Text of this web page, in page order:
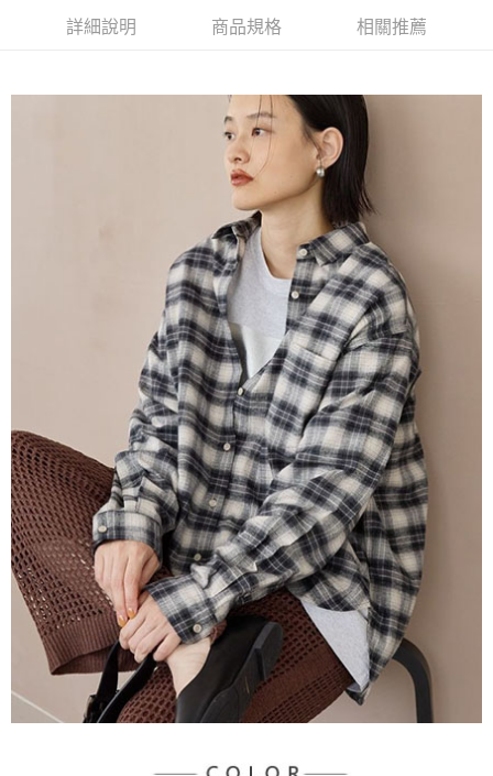
流程，驗證手機門號後，選擇欲分期的期數、繳款截止日，確認付款後即完
消。如遇「轉專審核」未通過狀況，表示未達大哥付你分期系統評分，恕無
1.分期款項不併入電信帳單，「大哥付你分期」於每月結算日後寄送繳費提
2.透過簡訊連結打開帳單後，可選擇「超商條碼／台灣大直營門市／銀行轉
帳／街口支付／iPASS MONEY」等通路繳費。
1.本服務係由「台灣大哥大股份有限公司」（以下簡稱本公司）所提供，讓
用戶於交易時，得透過本服務購買商品或服務，並由商店將買賣／分期付款
買賣價金債權讓與本公司後，依約使用本公司帳單繳交帳款。
2.基於同意付款使用「大哥付你分期」之契約關係目的，商店將以您的個人
資料（包含姓名、電話或地址）提供予台灣大哥大進項蒐集、處理及利用，
由本公司與您本人進行分期帳單所需資料之確認、核對及更正。
3.完整用戶服務條款，請詳閱以下連結：https://oppay.tw/userRule
【關於「AFTEE先享後付」】
１．簡單：不需註冊會員、不需綁卡、不需儲值。
２．便利：只要手機號碼，簡訊認證，即可結帳。
３．安心：先確認商品／服務後，再付款。
１．於結帳方式選擇「AFTEE先享後付」後，將跳轉至「AFTEE先享後付」
結帳頁面，進行簡訊認證並確認金額後，即可完成結帳。
２．訂單成立數日內，您將收到繳費通知簡訊。
３．收到繳費通知簡訊後14天內，點擊此簡訊中的連結，可透過四大超商／
ATM／網路銀行／等多元方式進行付款，方視為交易完成。
※ 請注意：結帳手續完成當下不需立刻繳費，但若您需要取消訂單，請聯絡
購買商品的店家。未經商家同意取消之訂單仍視為有效，需透過AFTEE先享
※ 交易是否成功請以「AFTEE先享後付 」之結帳頁面顯示為準，若有關於
是否繳費成功／繳費後需取消欲退款等相關疑問，請聯繫「AFTEE先享後付
https://netprotections.freshdesk.com/support/home
【注意事項】
１．透過由恩沛科技股份有限公司提供之「AFTEE先享後付」服務完成之交
易，需依本服務之必要範圍內提供個人資料，並將交易相關給付款項請求債
權轉讓予恩沛科技股份有限公司。
２．關於個人資料處理事宜，請瀏覽以下網址：
https://aftee.tw/terms/#terms3
３．未成年的使用者請事先徵得法定代理人或監護人之同意方可使用
「AFTEE先享後付」，若未經同意申辦者引起之損失，本公司不負相關責
任。
４．使用「AFTEE先享後付」時，將依據個別帳號之用戶狀況，依本公司即
時審查核予不同之上限額度；若仍有額度不足之情形，本公司將視審查結果
請求用戶進行身份認證。
５．嚴禁一人註冊多個帳號或使用他人資訊註冊。若發現惡意使用之情形，
恩沛科技股份有限公司將有權停止該用戶之使用額度並採取法律行動。
每筆NT$60，滿NT$1,500(含以上)免運費
每筆NT$60，滿NT$1,500(含以上)免運費
每筆NT$60，滿NT$1,500(含以上)免運費
每筆NT$60，滿NT$1,500(含以上)免運費
每筆NT$60，滿NT$1,500(含以上)免運費
7-11純取貨
每筆NT$60，滿NT$1,500(含以上)免運費
宅配
每筆NT$90，滿NT$1,500(含以上)免運費
詳細說明 商品規格 相關推薦